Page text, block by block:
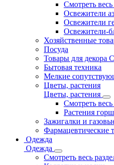
Смотреть весь
Освежители
Освежители
Освежители-
Хозяйственные
Посуда
Товары для декора
Бытовая техника
Мелкие
Цветы, растения
Цветы, растения
Смотреть весь
Растения
Зажигалки и
Фармацевтические
Одежда
Одежда
Смотреть весь